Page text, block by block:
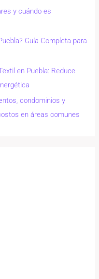
y cuándo es
Guía Completa para
en Puebla: Reduce
condominios y
en áreas comunes